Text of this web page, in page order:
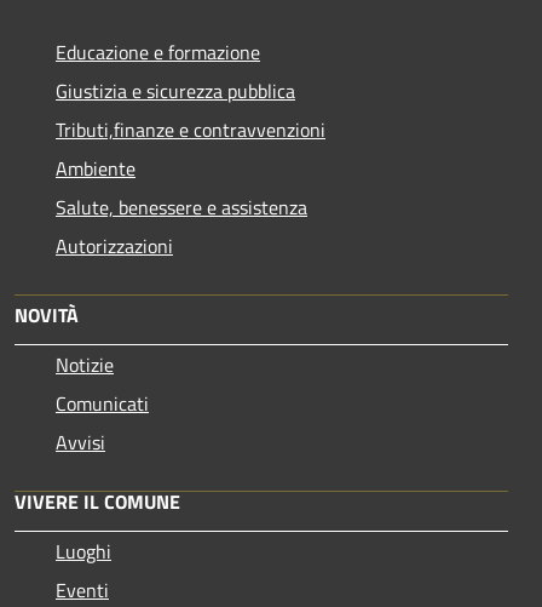
Educazione e formazione
Giustizia e sicurezza pubblica
Tributi,finanze e contravvenzioni
Ambiente
Salute, benessere e assistenza
Autorizzazioni
NOVITÀ
Notizie
Comunicati
Avvisi
VIVERE IL COMUNE
Luoghi
Eventi